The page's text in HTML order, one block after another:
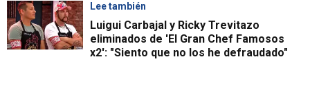
Lee también
Luigui Carbajal y Ricky Trevitazo
eliminados de 'El Gran Chef Famosos
x2': "Siento que no los he defraudado"